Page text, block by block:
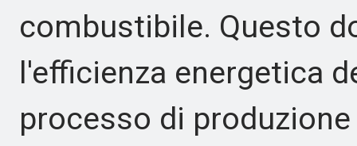
combustibile. Questo
l'efficienza energetica
processo di